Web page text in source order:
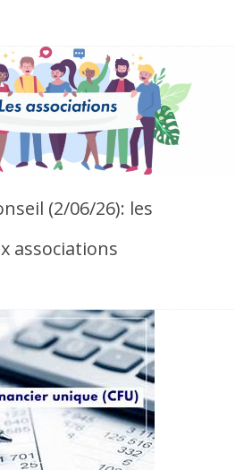
(2/06/26): les
associations